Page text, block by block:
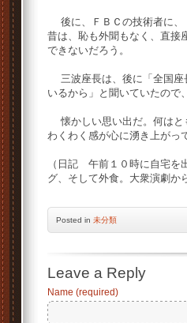
後に、ＦＢＣの技術者に、
昔は、恥も外聞もなく、直接
できないだろう。
三波座長は、後に「全国座
いるから」と聞いていたので
懐かしい思い出だ。何はと
わくわく感が心に湧き上がっ
（日記 午前１０時に自宅を
グ、そして外食。大衆演劇か
Posted in 未分類
Leave a Reply
Name (required)